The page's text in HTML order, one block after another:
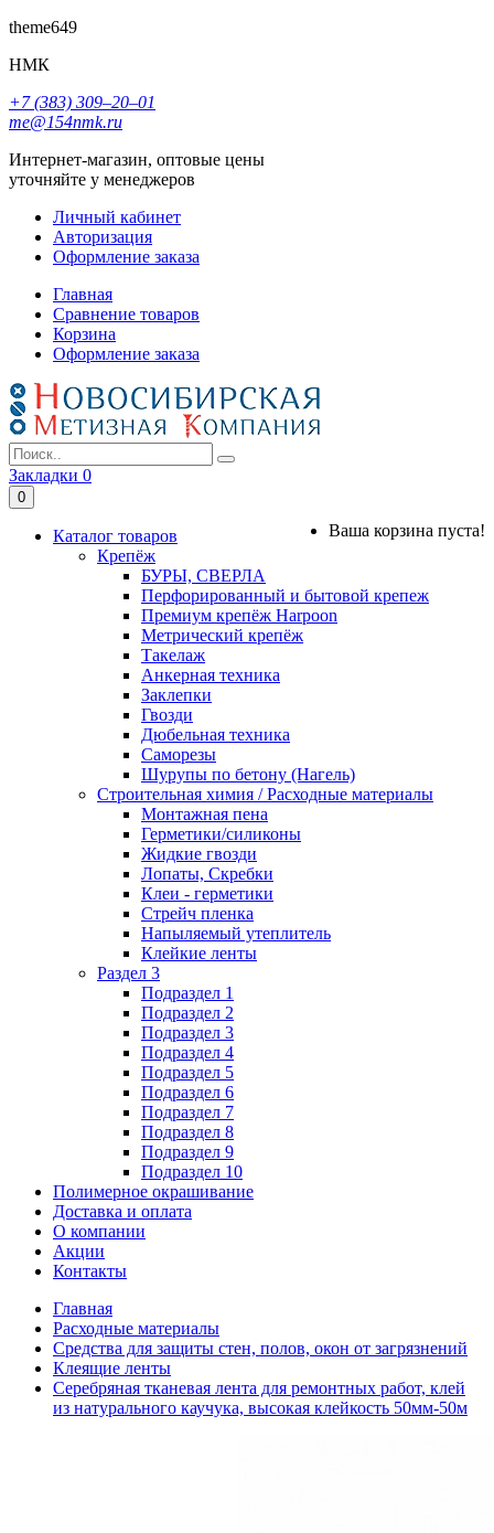
theme649
НМК
+7 (383) 309‒20‒01
me@154nmk.ru
Интернет-магазин, оптовые цены
уточняйте у менеджеров
Личный кабинет
Авторизация
Оформление заказа
Главная
Сравнение товаров
Корзина
Оформление заказа
Закладки 0
0
Ваша корзина пуста!
Каталог товаров
Крепёж
БУРЫ, СВЕРЛА
Перфорированный и бытовой крепеж
Премиум крепёж Harpoon
Метрический крепёж
Такелаж
Анкерная техника
Заклепки
Гвозди
Дюбельная техника
Саморезы
Шурупы по бетону (Нагель)
Строительная химия / Расходные материалы
Монтажная пена
Герметики/силиконы
Жидкие гвозди
Лопаты, Скребки
Клеи - герметики
Стрейч пленка
Напыляемый утеплитель
Клейкие ленты
Раздел 3
Подраздел 1
Подраздел 2
Подраздел 3
Подраздел 4
Подраздел 5
Подраздел 6
Подраздел 7
Подраздел 8
Подраздел 9
Подраздел 10
Полимерное окрашивание
Доставка и оплата
О компании
Акции
Контакты
Главная
Расходные материалы
Средства для защиты стен, полов, окон от загрязнений
Клеящие ленты
Серебряная тканевая лента для ремонтных работ, клей
из натурального каучука, высокая клейкость 50мм-50м